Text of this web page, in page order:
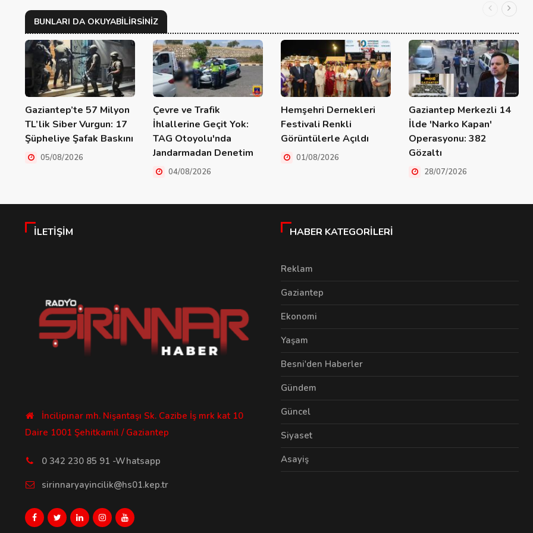
BUNLARI DA OKUYABILIRSINIZ
Gaziantep’te 57 Milyon
TL’lik Siber Vurgun: 17
Şüpheliye Şafak Baskını
05/08/2026
Çevre ve Trafik
İhlallerine Geçit Yok:
TAG Otoyolu'nda
Jandarmadan Denetim
04/08/2026
Hemşehri Dernekleri
Festivali Renkli
Görüntülerle Açıldı
01/08/2026
Gaziantep Merkezli 14
İlde 'Narko Kapan'
Operasyonu: 382
Gözaltı
28/07/2026
İLETIŞIM
İncilipınar mh. Nişantaşı Sk. Cazibe İş mrk kat 10
Daire 1001 Şehitkamil / Gaziantep
0 342 230 85 91 -Whatsapp
sirinnaryayincilik@hs01.kep.tr
HABER KATEGORILERI
Reklam
Gaziantep
Ekonomi
Yaşam
Besni'den Haberler
Gündem
Güncel
Siyaset
Asayiş